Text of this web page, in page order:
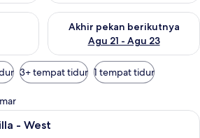
akhir pekan ini Agu 14 - Agu 16
Akhir pekan berikutnya
Agu 21 - Agu 23
Periksa ketersediaan untuk
3+ tempat tidur 1 tempat tidur
Two-Bedroom Pool Villa - West |
- West